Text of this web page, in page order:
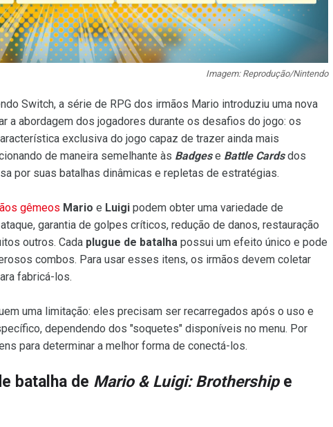
Imagem: Reprodução/Nintendo
Switch, a série de RPG dos irmãos Mario introduziu uma nova
a abordagem dos jogadores durante os desafios do jogo: os
exclusiva do jogo capaz de trazer ainda mais
de maneira semelhante às Badgese Battle Cardsdos
por suas batalhas dinâmicas e repletas de estratégias.
gêmeos Mario e Luigi podem obter uma variedade de
garantia de golpes críticos, redução de danos, restauração
outros. Cada plugue de batalha possui um efeito único e pode
combos. Para usar esses itens, os irmãos devem coletar
fabricá-los.
uma limitação: eles precisam ser recarregados após o uso e
dependendo dos "soquetes" disponíveis no menu. Por
para determinar a melhor forma de conectá-los.
batalha de Mario & Luigi: Brothership e